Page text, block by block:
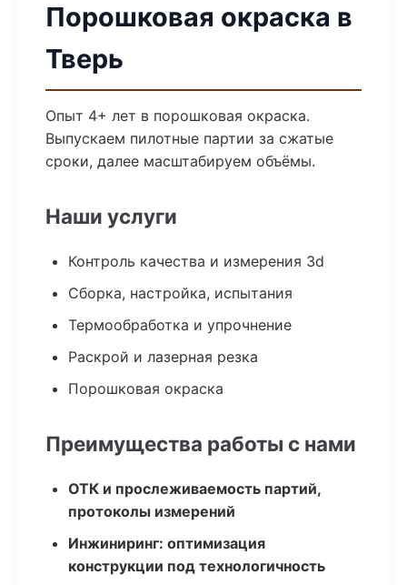
Порошковая окраска в
Тверь
Опыт 4+ лет в порошковая окраска.
Выпускаем пилотные партии за сжатые
сроки, далее масштабируем объёмы.
Наши услуги
Контроль качества и измерения 3d
Сборка, настройка, испытания
Термообработка и упрочнение
Раскрой и лазерная резка
Порошковая окраска
Преимущества работы с нами
ОТК и прослеживаемость партий,
протоколы измерений
Инжиниринг: оптимизация
конструкции под технологичность